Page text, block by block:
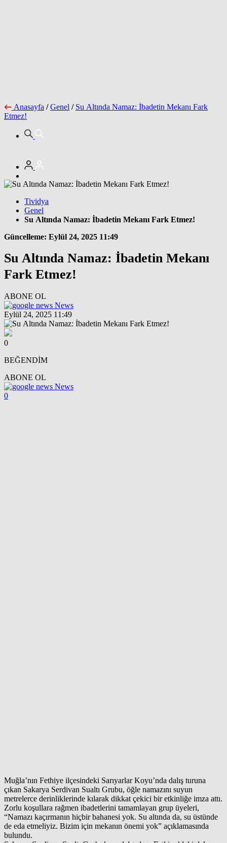
Anasayfa / Genel / Su Altında Namaz: İbadetin Mekanı Fark
Etmez!
Tividya
Genel
Su Altında Namaz: İbadetin Mekanı Fark Etmez!
Güncelleme: Eylül 24, 2025 11:49
Su Altında Namaz: İbadetin Mekanı
Fark Etmez!
ABONE OL
News
Eylül 24, 2025 11:49
0
BEĞENDİM
ABONE OL
News
0
Muğla’nın Fethiye ilçesindeki Sarıyarlar Koyu’nda dalış turuna
çıkan Sakarya Serdivan Sualtı Grubu, öğle namazını suyun
metrelerce derinliklerinde kılarak dikkat çekici bir etkinliğe imza attı.
Zorlu koşullara rağmen ibadetlerini tamamlayan grup üyeleri,
“Namazı kaçırmanın hiçbir bahanesi yok. Su altında da, su üstünde
de eda etmeliyiz. Bizim için mekanın önemi yok” açıklamasında
bulundu.